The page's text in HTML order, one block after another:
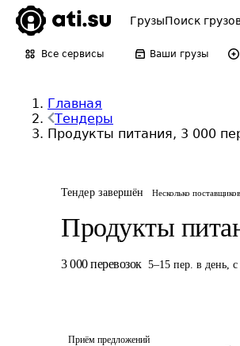
ГрузыПоиск
Все сервисы Ваши грузы
Главная
Тендеры
Продукты питания, 3 000
Тендер завершён Несколько поставщиков
Продукты
3 000 перевозок 5–15 пер. в день,
Приём предложений